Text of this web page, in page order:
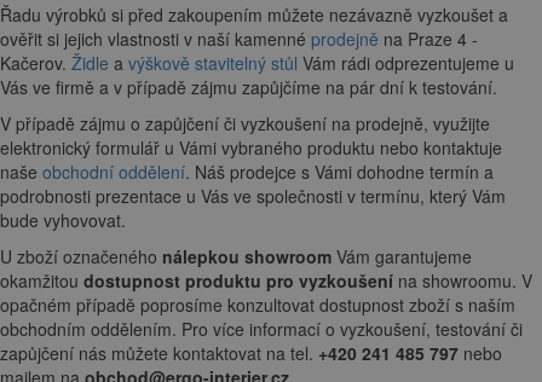
Řadu výrobků si před zakoupením můžete nezávazně vyzkoušet a
ověřit si jejich vlastnosti v naší kamenné prodejně na Praze 4 -
Kačerov. Židle a výškově stavitelný stůl Vám rádi odprezentujeme u
Vás ve firmě a v případě zájmu zapůjčíme na pár dní k testování.
V případě zájmu o zapůjčení či vyzkoušení na prodejně, využijte
elektronický formulář u Vámi vybraného produktu nebo kontaktuje
naše obchodní oddělení. Náš prodejce s Vámi dohodne termín a
podrobnosti prezentace u Vás ve společnosti v termínu, který Vám
bude vyhovovat.
U zboží označeného nálepkou showroom Vám garantujeme
okamžitou dostupnost produktu pro vyzkoušení na showroomu. V
opačném případě poprosíme konzultovat dostupnost zboží s naším
obchodním oddělením. Pro více informací o vyzkoušení, testování či
zapůjčení nás můžete kontaktovat na tel. +420 241 485 797 nebo
mailem na obchod@ergo-interier.cz